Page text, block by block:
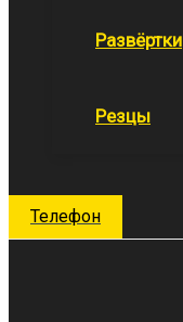
Развёртки
Резцы
Телефон